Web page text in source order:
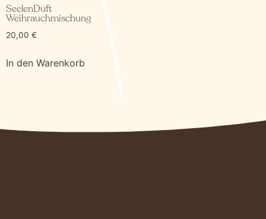
SeelenDuft
Weihrauchmischung
20,00 €
In den Warenkorb